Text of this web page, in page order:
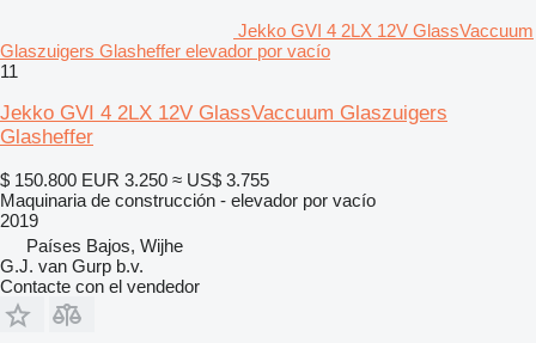
Jekko GVI 4 2LX 12V GlassVaccuum
Glaszuigers Glasheffer elevador por vacío
11
Jekko GVI 4 2LX 12V GlassVaccuum Glaszuigers
Glasheffer
$ 150.800 EUR 3.250 ≈ US$ 3.755
Maquinaria de construcción - elevador por vacío
2019
Países Bajos, Wijhe
G.J. van Gurp b.v.
Contacte con el vendedor